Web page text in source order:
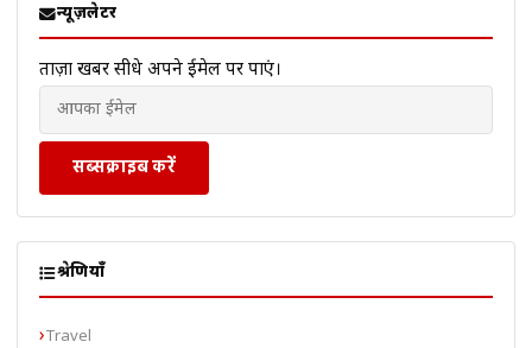
न्यूज़लेटर
ताज़ा खबरें सीधे अपने ईमेल पर पाएं।
सब्सक्राइब करें
श्रेणियाँ
Travel